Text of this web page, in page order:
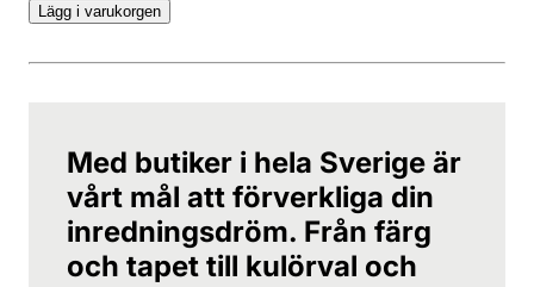
Lägg i varukorgen
Med butiker i hela Sverige är
vårt mål att förverkliga din
inredningsdröm. Från färg
och tapet till kulörval och